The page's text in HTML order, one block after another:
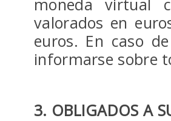
moneda virtual
valorados en
euros. En caso
informarse sobre
3. OBLIGADOS A